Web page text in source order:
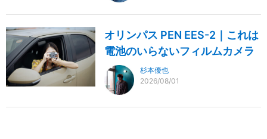
オリンパス PEN EES-2｜これは
電池のいらないフィルムカメラ
杉本優也
2026/08/01